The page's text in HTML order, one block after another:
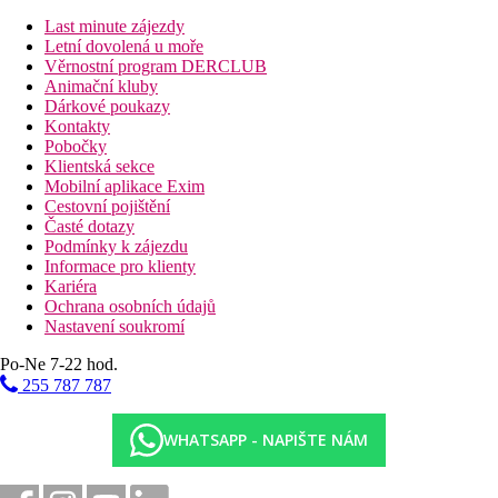
Stirling (1 noc) a nocleh.
4. DEN:Snídaně. Krátká zastávka u poutavých peřejí v
Přejezd přes jedno z nejkrásnějších údolí Skotska
největší vřesovištěRannoch Moor
kde bude možnost ochutnat tradiční fish and chips (rybu s
hranolky) a také navštívit palírnu whiskey. Trasa dále povede
kolemBen Nevisu
Fort Augustus
kanálu, a kde už začínají i břehy pověstmi opředeného jezera
Loch Ness. Na závěr dne prohlídka rozsáhlých ruin
Castle. Příjezd na ubytování v oblasti Inverness (1 noc) a
nocleh.
5. DEN:Po snídani průjezd
město Skotské vysočiny. Poté zastávka u středověkého hradu
Dunnottar
, který se nachází na skalnatém výběžku na břehu
moře, a jehož návštěva je nezapomenutelným zážitkem. Určitě
vás také potěší prohlídka elegantního zámku
prožila své dětství královna matka, a kam Shakespeare umístil
děj své hry
6. DEN:Snídaně. Se Skotskem se rozloučíte ve městě
Andrews, které je proslavené golfem a seznámením prince
Williama s Catherine, princeznou z Walesu. Zde uvidíte trosky
starobylé katedrály, které majestátně hledí směrem k moři.
Last minute zájezdy
Letní dovolená u moře
Věrnostní program DERCLUB
Animační kluby
Dárkové poukazy
Kontakty
Pobočky
Klientská sekce
Mobilní aplikace Exim
Cestovní pojištění
Časté dotazy
Podmínky k zájezdu
Informace pro klienty
Kariéra
Ochrana osobních údajů
Nastavení soukromí
Po-Ne 7-22 hod.
255 787 787
WHATSAPP - NAPIŠTE NÁM